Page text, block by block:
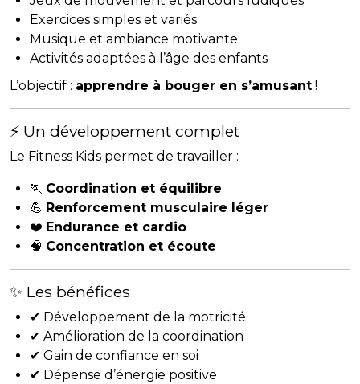
Exercices simples et variés
Musique et ambiance motivante
Activités adaptées à l’âge des enfants
L’objectif : apprendre à bouger en s’amusant !
⚡ Un développement complet
Le Fitness Kids permet de travailler :
🏃 Coordination et équilibre
💪 Renforcement musculaire léger
❤️ Endurance et cardio
🧠 Concentration et écoute
✨ Les bénéfices
✔ Développement de la motricité
✔ Amélioration de la coordination
✔ Gain de confiance en soi
✔ Dépense d’énergie positive